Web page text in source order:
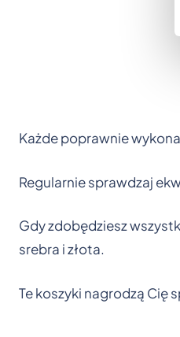
Każde poprawnie
Regularnie sprawdzaj
Gdy zdobędziesz
srebra i złota.
Te koszyki nagrodzą Cię